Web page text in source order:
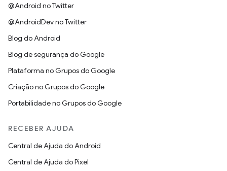
@Android no Twitter
@AndroidDev no Twitter
Blog do Android
Blog de segurança do Google
Plataforma no Grupos do Google
Criação no Grupos do Google
Portabilidade no Grupos do Google
RECEBER AJUDA
Central de Ajuda do Android
Central de Ajuda do Pixel